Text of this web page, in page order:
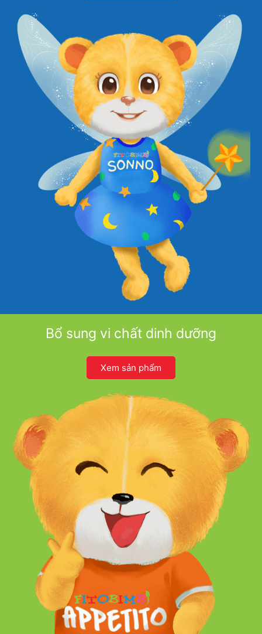
Bổ sung vi chất dinh dưỡng
Xem sản phẩm